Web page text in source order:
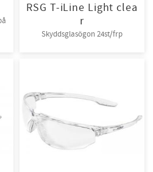
RSG T-iLine Light clea
r
Skyddsglasögon 24st/frp